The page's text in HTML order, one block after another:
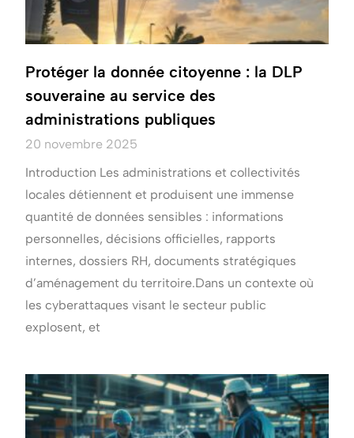
Protéger la donnée citoyenne : la DLP
souveraine au service des
administrations publiques
20 novembre 2025
Introduction Les administrations et collectivités
locales détiennent et produisent une immense
quantité de données sensibles : informations
personnelles, décisions officielles, rapports
internes, dossiers RH, documents stratégiques
d’aménagement du territoire.Dans un contexte où
les cyberattaques visant le secteur public
explosent, et